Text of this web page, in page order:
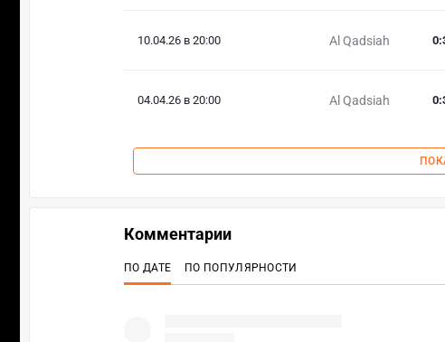
10.04.26 в 20:00 Al Qadsiah 0:
04.04.26 в 20:00 Al Qadsiah 0:
Комментарии
ПО ДАТЕ ПО ПОПУЛЯРНОСТИ